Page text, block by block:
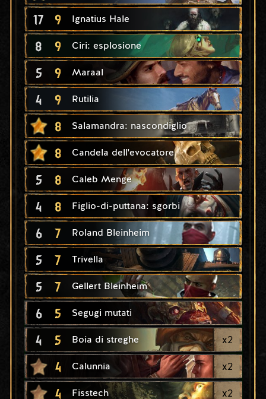
17 9 Ignatius Hale
8 9 Ciri: esplosione
5 9 Maraal
4 9 Rutilia
8 Salamandra: nascondiglio
8 Candela dell'evocatore
5 8 Caleb Menge
4 8 Figlio-di-puttana: sgorbi
6 7 Roland Bleinheim
5 7 Trivella
5 7 Gellert Bleinheim
6 5 Segugi mutati
4 5 Boia di streghe x2
4 Calunnia x2
4 Fisstech x2